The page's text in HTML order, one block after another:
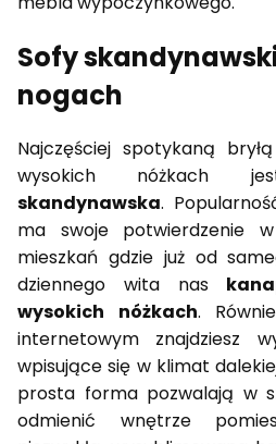
Sofy
nogach
Najczęściej spotykaną
wysokich nóżkach
skandynawska.
ma swoje potwierdzenie
mieszkań gdzie już od
dziennego wita nas
wysokich nóżkach.
internetowym znajdziesz
wpisujące się w klimat
prosta forma pozwalają w
odmienić wnętrze